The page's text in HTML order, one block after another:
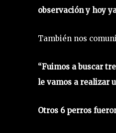
observación y hoy
También nos
“Fuimos a buscar
le vamos a realizar
Otros 6 perros